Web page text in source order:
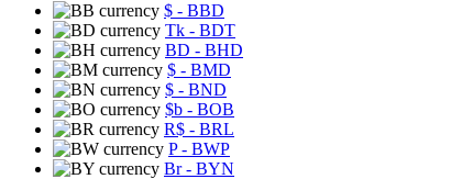
$ - BBD
Tk - BDT
BD - BHD
$ - BMD
$ - BND
$b - BOB
R$ - BRL
P- BWP
Br- BYN